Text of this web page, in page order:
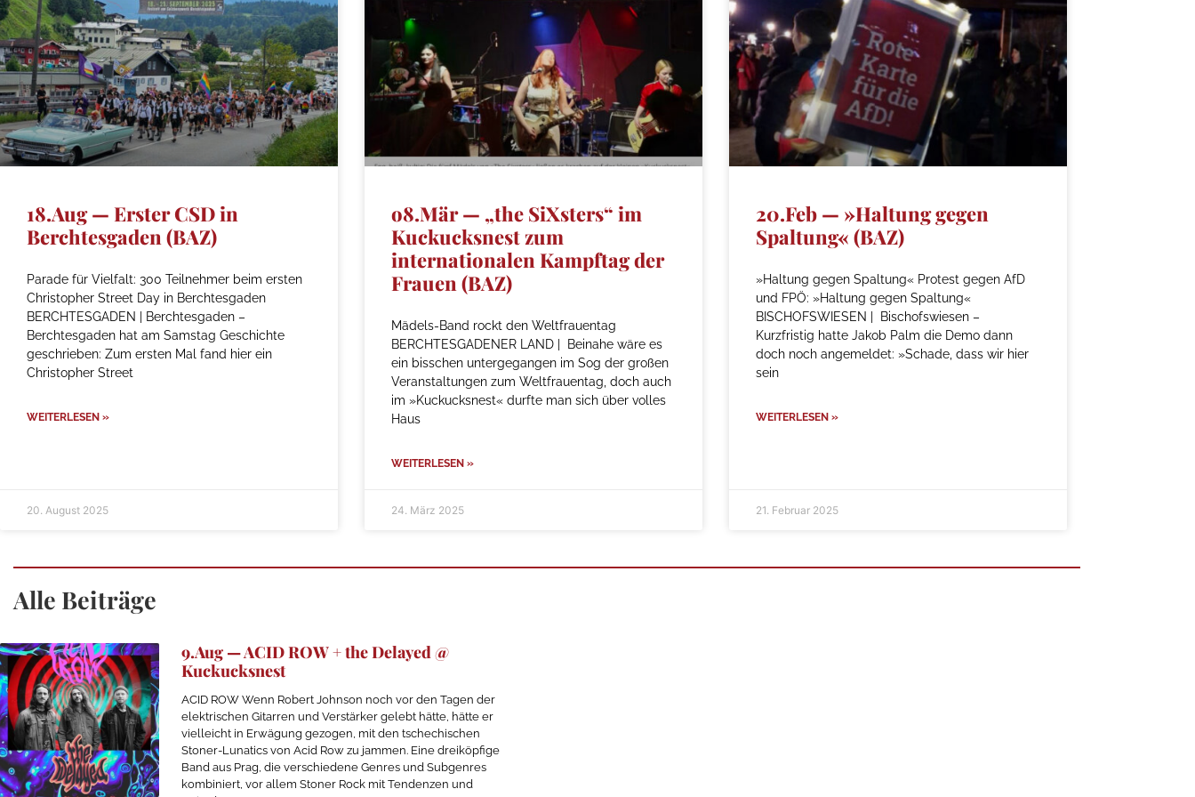
18.Aug — Erster CSD in
Berchtesgaden (BAZ)
Parade für Vielfalt: 300 Teilnehmer beim ersten
Christopher Street Day in Berchtesgaden
BERCHTESGADEN | Berchtesgaden –
Berchtesgaden hat am Samstag Geschichte
geschrieben: Zum ersten Mal fand hier ein
Christopher Street
WEITERLESEN »
20. August 2025
o8.Mär — „the SiXsters“ im
Kuckucksnest zum
internationalen Kampftag der
Frauen (BAZ)
Mädels-Band rockt den Weltfrauentag
BERCHTESGADENER LAND | Beinahe wäre es
ein bisschen untergegangen im Sog der großen
Veranstaltungen zum Weltfrauentag, doch auch
im »Kuckucksnest« durfte man sich über volles
Haus
WEITERLESEN »
24. März 2025
20.Feb — »Haltung gegen
Spaltung« (BAZ)
»Haltung gegen Spaltung« Protest gegen AfD
und FPÖ: »Haltung gegen Spaltung«
BISCHOFSWIESEN | Bischofswiesen –
Kurzfristig hatte Jakob Palm die Demo dann
doch noch angemeldet: »Schade, dass wir hier
sein
WEITERLESEN »
21. Februar 2025
Alle Beiträge
9.Aug — ACID ROW + the Delayed @
Kuckucksnest
ACID ROW Wenn Robert Johnson noch vor den Tagen der
elektrischen Gitarren und Verstärker gelebt hätte, hätte er
vielleicht in Erwägung gezogen, mit den tschechischen
Stoner-Lunatics von Acid Row zu jammen. Eine dreiköpfige
Band aus Prag, die verschiedene Genres und Subgenres
kombiniert, vor allem Stoner Rock mit Tendenzen und